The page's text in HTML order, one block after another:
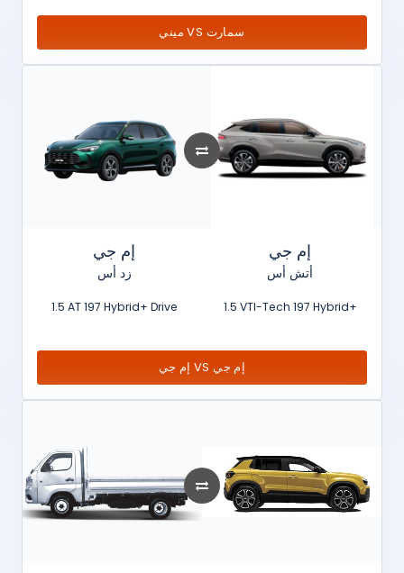
ميني VS سمارت
إم جي
زد أس
1.5 AT 197 Hybrid+ Drive
إم جي
أتش أس
1.5 VTI-Tech 197 Hybrid+
إم جي VS إم جي